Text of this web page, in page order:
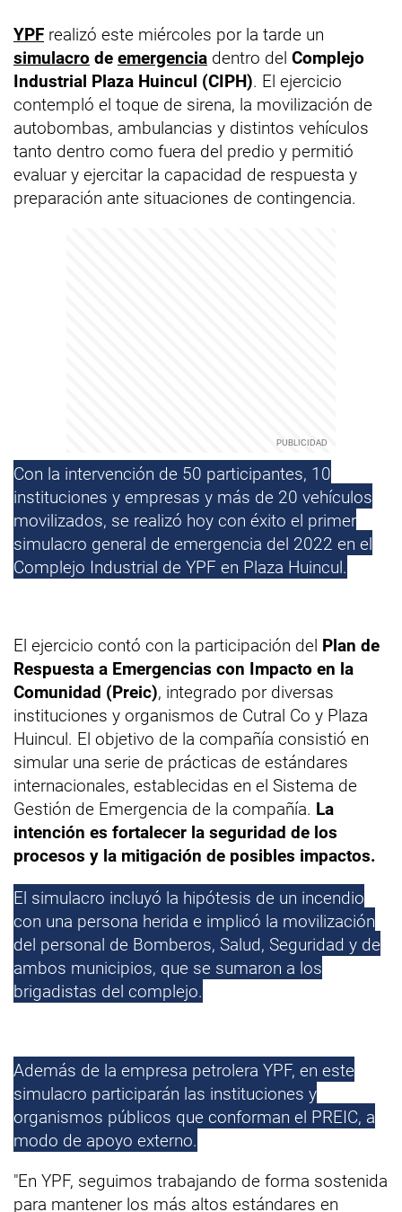
YPF realizó este miércoles por la tarde un
simulacro de emergencia dentro del Complejo
Industrial Plaza Huincul (CIPH). El ejercicio
contempló el toque de sirena, la movilización de
autobombas, ambulancias y distintos vehículos
tanto dentro como fuera del predio y permitió
evaluar y ejercitar la capacidad de respuesta y
preparación ante situaciones de contingencia.
Con la intervención de 50 participantes, 10
instituciones y empresas y más de 20 vehículos
movilizados, se realizó hoy con éxito el primer
simulacro general de emergencia del 2022 en el
Complejo Industrial de YPF en Plaza Huincul.
El ejercicio contó con la participación del Plan de
Respuesta a Emergencias con Impacto en la
Comunidad (Preic), integrado por diversas
instituciones y organismos de Cutral Co y Plaza
Huincul. El objetivo de la compañía consistió en
simular una serie de prácticas de estándares
internacionales, establecidas en el Sistema de
Gestión de Emergencia de la compañía. La
intención es fortalecer la seguridad de los
procesos y la mitigación de posibles impactos.
El simulacro incluyó la hipótesis de un incendio
con una persona herida e implicó la movilización
del personal de Bomberos, Salud, Seguridad y de
ambos municipios, que se sumaron a los
brigadistas del complejo.
Además de la empresa petrolera YPF, en este
simulacro participarán las instituciones y
organismos públicos que conforman el PREIC, a
modo de apoyo externo.
"En YPF, seguimos trabajando de forma sostenida
para mantener los más altos estándares en